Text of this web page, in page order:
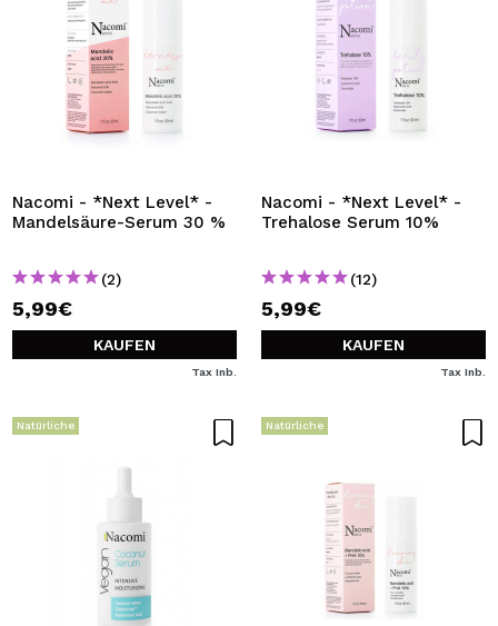
Nacomi - *Next Level* -
Mandelsäure-Serum 30 %
(2)
5,99€
KAUFEN
Tax Inb.
Nacomi - *Next Level* -
Trehalose Serum 10%
(12)
5,99€
KAUFEN
Tax Inb.
Natürliche Natürliche